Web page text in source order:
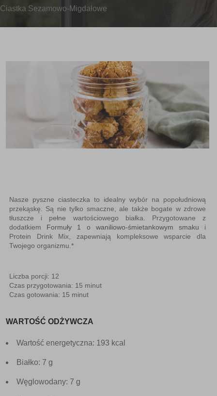
Ciastka Sezamowo-Migdałowe
Nasze pyszne ciasteczka to idealny wybór na popołudniową
przekąskę. Są nie tylko smaczne, ale także bogate w zdrowe
tłuszcze i pełne wartościowego białka. Przygotowane z
dodatkiem
Formuły 1 o waniliowo-śmietankowym smaku i
Protein Drink Mix, zapewniają kompleksowe wsparcie dla
Twojego organizmu.*
Liczba porcji: 12
Czas przygotowania: 15 minut
Czas gotowania: 15 minut
WARTOŚĆ ODŻYWCZA
Wartość energetyczna: 193 kcal
Białko: 7 g
Węglowodany: 7 g